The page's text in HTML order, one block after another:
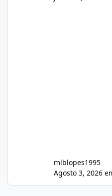
mlblopes1995
Agosto 3, 2026